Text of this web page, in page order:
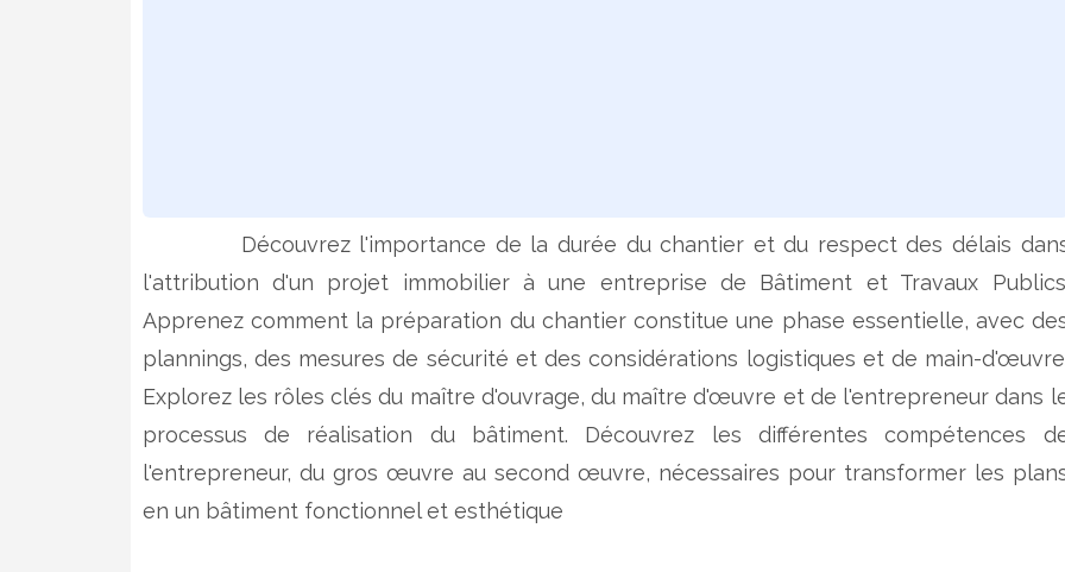
Découvrez l'importance de la durée du chantier et du respect des délais
l'attribution d'un projet immobilier à une entreprise de Bâtiment et Travaux
Apprenez comment la préparation du chantier constitue une phase essentielle, avec
plannings, des mesures de sécurité et des considérations logistiques et de main-
Explorez les rôles clés du maître d'ouvrage, du maître d'œuvre et de l'entrepreneur dans
processus de réalisation du bâtiment. Découvrez les différentes compétences
l'entrepreneur, du gros œuvre au second œuvre, nécessaires pour transformer les
en un bâtiment fonctionnel et esthétique